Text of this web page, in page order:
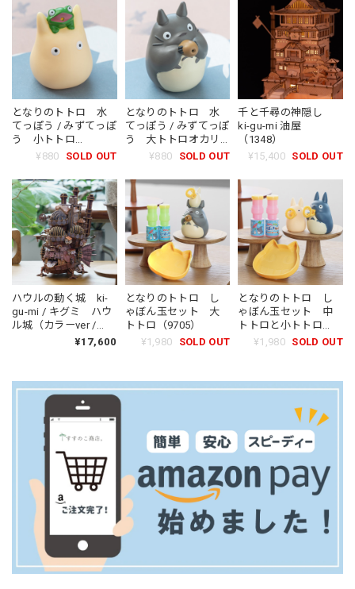
となりのトトロ 水
てっぽう / みずてっぽ
う 小トトロ
（9337）
¥880 SOLD OUT
となりのトトロ 水
てっぽう / みずてっぽ
う 大トトロオカリ
ナ吹く（9320）
¥880 SOLD OUT
千と千尋の神隠し
ki-gu-mi 油屋
（1348）
¥15,400 SOLD OUT
ハウルの動く城 ki-
gu-mi / キグミ ハウ
ル城（カラーver /
¥17,600
となりのトトロ し
ゃぼん玉セット 大
トトロ（9705）
¥1,980
SOLD OUT
となりのトトロ し
ゃぼん玉セット 中
トトロと小トトロ
（9712）
¥1,980 SOLD OUT